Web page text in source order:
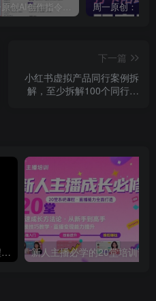
周一原创AI创作指令词：30+个领域赛道的创作提示词集合
下一篇
小红书虚拟产品同行案例拆
解，至少拆解100个同行成
2025抖音图文带货：详细教程，账号装修定位，素材获取技巧，挂车变现方法…